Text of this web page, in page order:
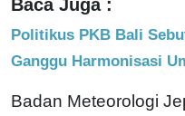
Baca Juga :
Politikus PKB Bali
Ganggu Harmonisasi
Badan Meteorologi